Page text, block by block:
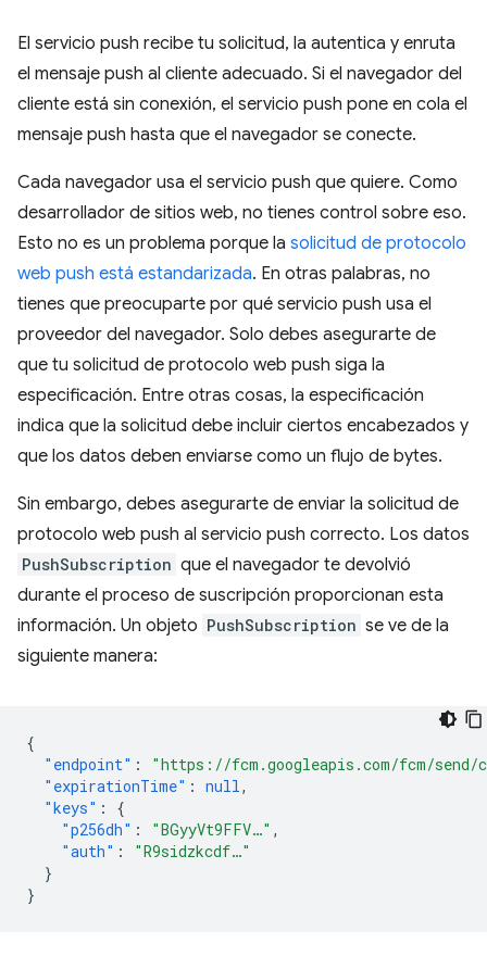
El servicio push recibe tu solicitud, la autentica y enruta
el mensaje push al cliente adecuado. Si el navegador del
cliente está sin conexión, el servicio push pone en cola el
mensaje push hasta que el navegador se conecte.
Cada navegador usa el servicio push que quiere. Como
desarrollador de sitios web, no tienes control sobre eso.
Esto no es un problema porque la solicitud de protocolo
web push está estandarizada. En otras palabras, no
tienes que preocuparte por qué servicio push usa el
proveedor del navegador. Solo debes asegurarte de
que tu solicitud de protocolo web push siga la
especificación. Entre otras cosas, la especificación
indica que la solicitud debe incluir ciertos encabezados y
que los datos deben enviarse como un flujo de bytes.
Sin embargo, debes asegurarte de enviar la solicitud de
protocolo web push al servicio push correcto. Los datos
PushSubscription que el navegador te devolvió
durante el proceso de suscripción proporcionan esta
información. Un objeto PushSubscription se ve de la
siguiente manera:
{
"endpoint" :
"https://fcm.googleapis.com/fcm/send/
"expirationTime" : null ,
"keys" :
{
"p256dh" : "BGyyVt9FFV…" ,
"auth" :
"R9sidzkcdf…"
}
}